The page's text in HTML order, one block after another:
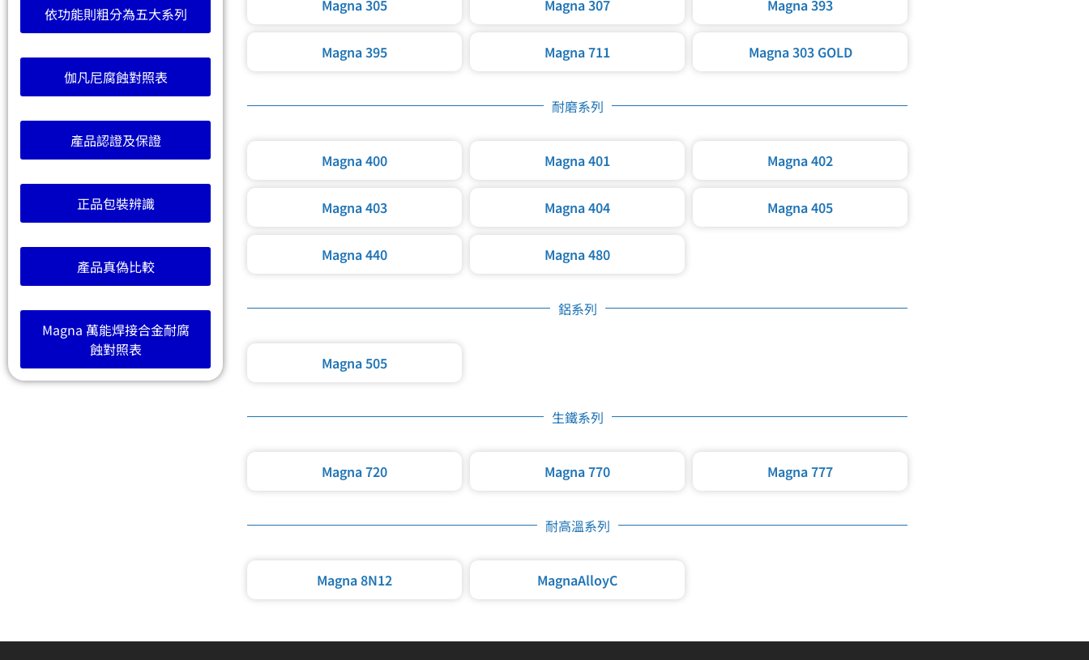
依功能則粗分為五大系列
伽凡尼腐蝕對照表
產品認證及保證
正品包裝辨識
產品真偽比較
Magna 萬能焊接合金耐腐
蝕對照表
Magna 305 Magna 307 Magna 393
Magna 395 Magna 711 Magna 303 GOLD
耐磨系列
Magna 400 Magna 401 Magna 402
Magna 403 Magna 404 Magna 405
Magna 440 Magna 480
鋁系列
Magna 505
生鐵系列
Magna 720 Magna 770 Magna 777
耐高溫系列
Magna 8N12 MagnaAlloyC